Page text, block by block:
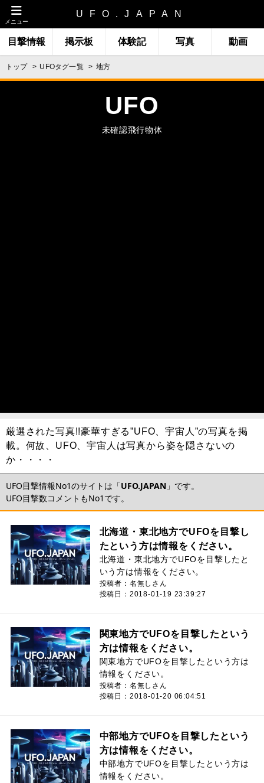
メニュー
UFO.JAPAN
目撃情報 掲示板 体験記 写真 動画
トップ UFOタグ一覧 地方
UFO
未確認飛行物体
厳選された写真!!豪華すぎる”UFO、宇宙人”の写真を掲
載。何故、UFO、宇宙人は写真から姿を隠さないの
か・・・・
UFO目撃情報No1のサイトは「UFO.JAPAN 」です。
UFO目撃数コメントもNo1です。
北海道・東北地方でUFOを目撃し
たという方は情報をください。
北海道・東北地方でUFOを目撃したと
いう方は情報をください。
投稿者：名無しさん
投稿日：2018-01-19 23:39:27
関東地方でUFOを目撃したという
方は情報をください。
関東地方でUFOを目撃したという方は
情報をください。
投稿者：名無しさん
投稿日：2018-01-20 06:04:51
中部地方でUFOを目撃したという
方は情報をください。
中部地方でUFOを目撃したという方は
情報をください。